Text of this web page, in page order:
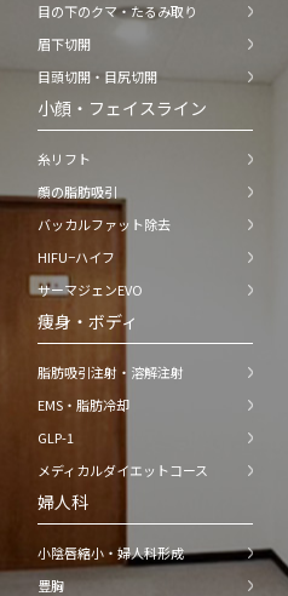
目の下のクマ・たるみ取り
眉下切開
目頭切開・目尻切開
小顔・フェイスライン
糸リフト
顔の脂肪吸引
バッカルファット除去
HIFU−ハイフ
サーマジェンEVO
痩身・ボディ
脂肪吸引注射・溶解注射
EMS・脂肪冷却
GLP-1
メディカルダイエットコース
婦人科
小陰唇縮小・婦人科形成
豊胸